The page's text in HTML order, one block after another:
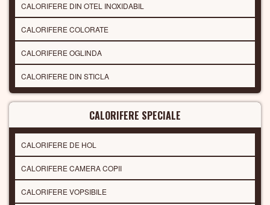
CALORIFERE DIN OTEL INOXIDABIL
CALORIFERE COLORATE
CALORIFERE OGLINDA
CALORIFERE DIN STICLA
CALORIFERE SPECIALE
CALORIFERE DE HOL
CALORIFERE CAMERA COPII
CALORIFERE VOPSIBILE